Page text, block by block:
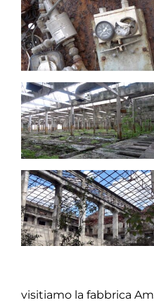
visitiamo la fabbrica